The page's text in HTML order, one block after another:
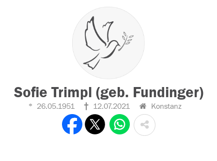
Sofie Trimpl (geb. Fundinger)
26.05.1951 12.07.2021 Konstanz